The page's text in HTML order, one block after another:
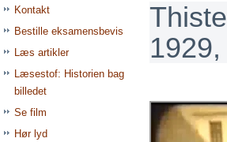
Kontakt
Bestille eksamensbevis
Læs artikler
Læsestof: Historien bag
billedet
Se film
Hør lyd